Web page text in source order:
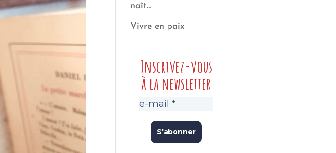
naît…
Vivre en paix
Inscrivez-vous
à la newsletter